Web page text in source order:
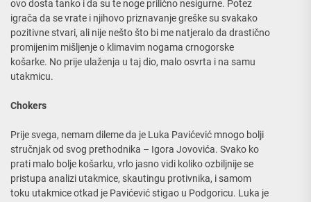
ovo dosta tanko i da su te noge prilično nesigurne. Potez
igrača da se vrate i njihovo priznavanje greške su svakako
pozitivne stvari, ali nije nešto što bi me natjeralo da drastično
promijenim mišljenje o klimavim nogama crnogorske
košarke. No prije ulaženja u taj dio, malo osvrta i na samu
utakmicu.
Chokers
Prije svega, nemam dileme da je Luka Pavićević mnogo bolji
stručnjak od svog prethodnika – Igora Jovovića. Svako ko
prati malo bolje košarku, vrlo jasno vidi koliko ozbiljnije se
pristupa analizi utakmice, skautingu protivnika, i samom
toku utakmice otkad je Pavićević stigao u Podgoricu. Luka je